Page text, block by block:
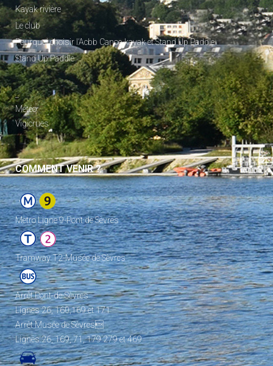
Kayak rivière
Le club
Pourquoi choisir l’Acbb Canoe-kayak et Stand Up Paddle
Stand Up Paddle
_
Météo
Vigicrues
COMMENT VENIR ?
Metro Ligne 9-Pont de Sèvres
Tramway T2-Musée de Sèvres
Arrêt Pont-de-Sèvres
Lignes 26, 160,169 et 171
Arrêt Musée de Sèvres
Lignes 26, 169, 71, 179 279 et 469